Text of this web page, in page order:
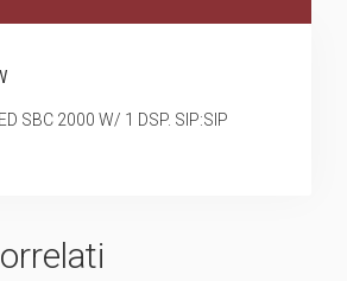
SBC 2000 W/ 1 DSP. SIP:SIP